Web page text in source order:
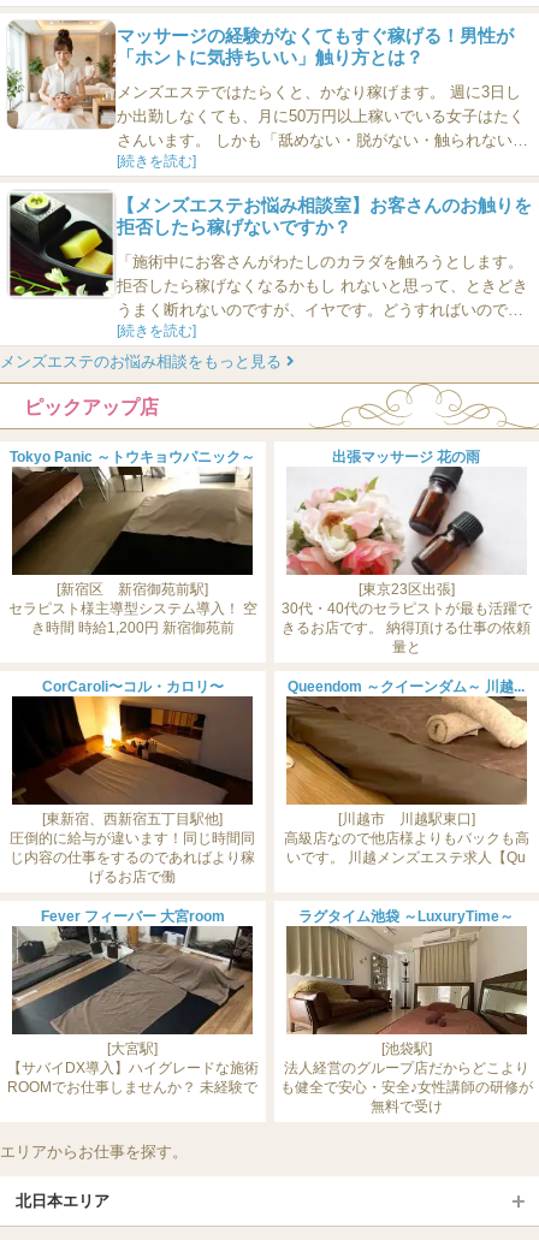
スがタイプ これはガールズバーでもキャバクラでも風俗店
でもどこでも同じですね。ルックスがタイプだというきっ
かけ...
マッサージの経験がなくてもすぐ稼げる！男性が
「ホントに気持ちいい」触り方とは？
メンズエステではたらくと、かなり稼げます。 週に3日し
か出勤しなくても、月に50万円以上稼いでいる女子はたく
さんいます。 しかも「舐めない・脱がない・触られない」
で、月に50万円以上です！ 稼いでいる女子は、男性がホン
か？ さっそくご紹介しましょう！ ■1：ソフトタッチ 「も
ちろん、しっかりと力強...
[続きを読む]
【メンズエステお悩み相談室】お客さんのお触りを
拒否したら稼げないですか？
「施術中にお客さんがわたしのカラダを触ろうとします。
拒否したら稼げなくなるかもし れないと思って、ときどき
うまく断れないのですが、イヤです。どうすればいのでし
ょう か？」 ・・・・・・・・・・ これは答えは簡単で、
「ハッキリ断る『から』稼げます」ということです。現場
を見てき たなかで、こう、ハッキリと断言できます。 そも
そも施術中にエステティシャンのカラダを触るヤツって、
ほかの店でもお...
[続きを読む]
メンズエステのお悩み相談をもっと見る
ピックアップ店
Tokyo Panic ～トウキョウパニック～
[新宿区 新宿御苑前駅]
セラピスト様主導型システム導入！ 空
き時間 時給1,200円 新宿御苑前
出張マッサージ 花の雨
[東京23区出張]
30代・40代のセラピストが最も活躍で
きるお店です。 納得頂ける仕事の依頼
量と
CorCaroli〜コル・カロリ〜
[東新宿、西新宿五丁目駅他]
圧倒的に給与が違います！同じ時間同
じ内容の仕事をするのであればより稼
げるお店で働
Queendom ～クイーンダム～ 川越...
[川越市 川越駅東口]
高級店なので他店様よりもバックも高
いです。 川越メンズエステ求人【Qu
Fever フィーバー 大宮room
[大宮駅]
【サバイDX導入】ハイグレードな施術
ROOMでお仕事しませんか？ 未経験で
ラグタイム池袋 ～LuxuryTime～
[池袋駅]
法人経営のグループ店だからどこより
も健全で安心・安全♪女性講師の研修が
無料で受け
エリアからお仕事を探す。
北日本エリア